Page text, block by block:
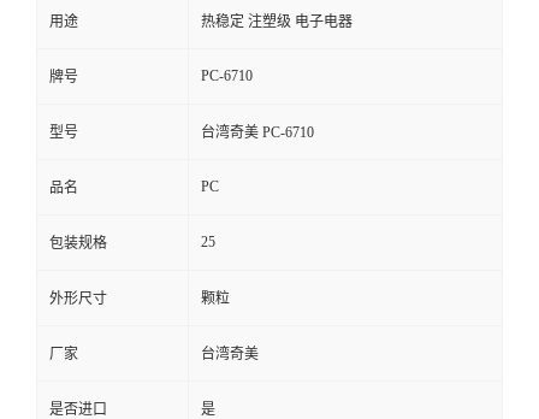
用途 热稳定 注塑级 电子电器
牌号 PC-6710
型号 台湾奇美 PC-6710
品名 PC
包装规格 25
外形尺寸 颗粒
厂家 台湾奇美
是否进口 是